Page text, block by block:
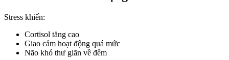
Stress khiến:
Cortisol tăng cao
Giao cảm hoạt động quá mức
Não khó thư giãn về đêm